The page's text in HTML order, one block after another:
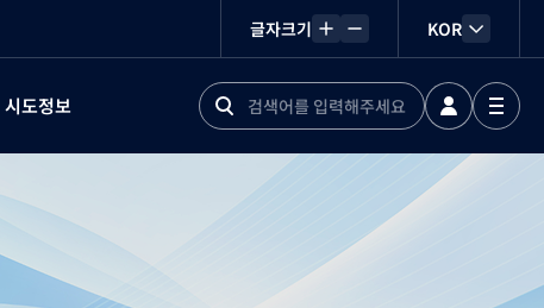
글자크기 KOR
시도정보